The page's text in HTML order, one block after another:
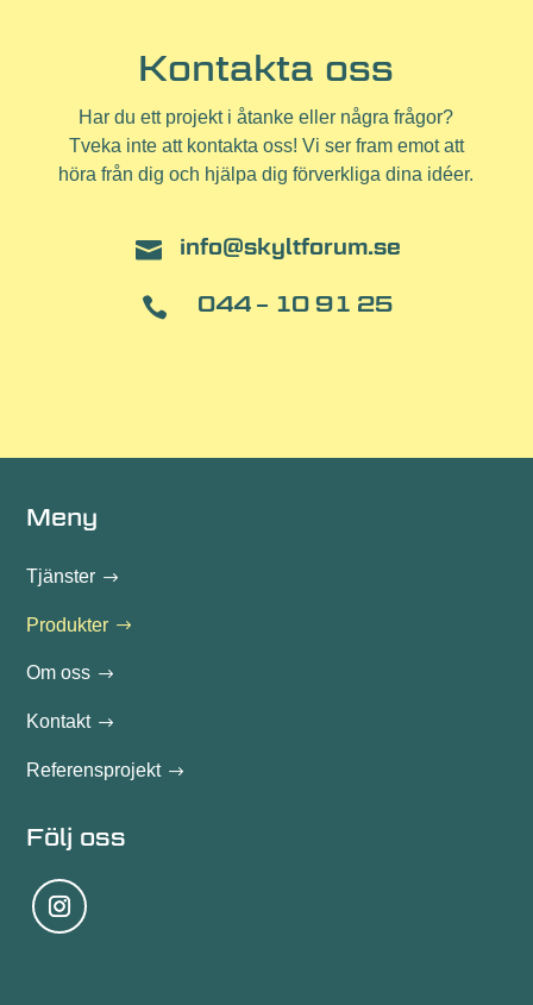
Kontakta oss
Har du ett projekt i åtanke eller några frågor?
Tveka inte att kontakta oss! Vi ser fram emot att
höra från dig och hjälpa dig förverkliga dina idéer.
 info@skyltforum.se
 044 – 10 91 25
Meny
Tjänster
Produkter
Om oss
Kontakt
Referensprojekt
Följ oss